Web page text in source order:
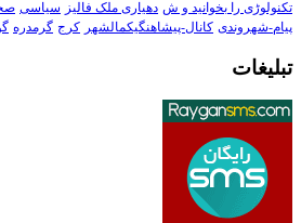
تکنولوڑی را بخوانید و ش دهیاری ملک فالیز سیاسی
پیام-شهروندی کانال-پیشاهنگیکمالشهر کرج گرمدره
تبلیغات